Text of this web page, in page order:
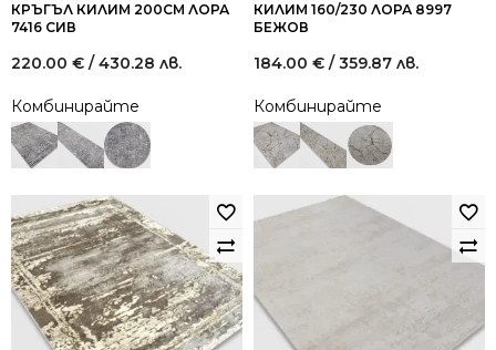
КРЪГЪЛ КИЛИМ 200СМ ЛОРА
7416 СИВ
220.00 € / 430.28 лв.
Комбинирайте
КИЛИМ 160/230 ЛОРА 8997
БЕЖОВ
184.00 € / 359.87 лв.
Комбинирайте